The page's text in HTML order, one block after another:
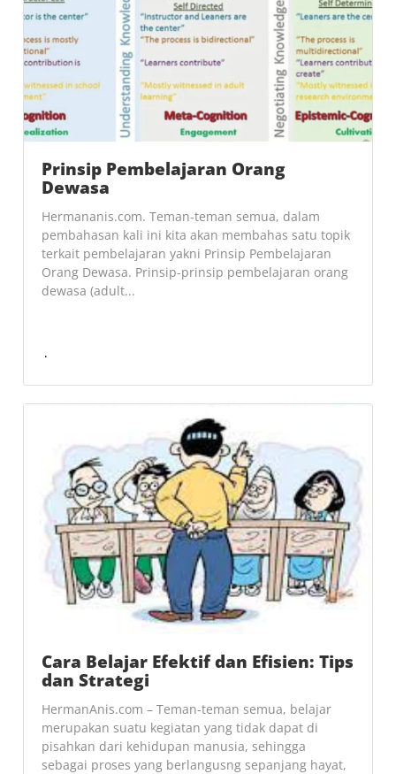
Prinsip Pembelajaran Orang
Dewasa
Hermananis.com. Teman-teman semua, dalam
pembahasan kali ini kita akan membahas satu topik
terkait pembelajaran yakni Prinsip Pembelajaran
Orang Dewasa. Prinsip-prinsip pembelajaran orang
dewasa (adult...
Cara Belajar Efektif dan Efisien: Tips
dan Strategi
HermanAnis.com – Teman-teman semua, belajar
merupakan suatu kegiatan yang tidak dapat di
pisahkan dari kehidupan manusia, sehingga
sebagai proses yang berlangusng sepanjang hayat,